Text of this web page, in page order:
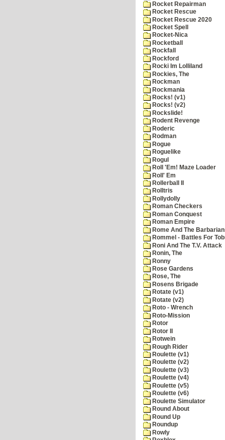
Rocket Repairman
Rocket Rescue
Rocket Rescue 2020
Rocket Spell
Rocket-Nica
Rocketball
Rockfall
Rockford
Rocki Im Lolliland
Rockies, The
Rockman
Rockmania
Rocks! (v1)
Rocks! (v2)
Rockslide!
Rodent Revenge
Roderic
Rodman
Rogue
Roguelike
Rogul
Roll 'Em! Maze Loader
Roll' Em
Rollerball II
Rolltris
Rollydolly
Roman Checkers
Roman Conquest
Roman Empire
Rome And The
Rommel - Battles For
Roni And The T.V. Attack
Ronin, The
Ronny
Rose Gardens
Rose, The
Rosens Brigade
Rotate (v1)
Rotate (v2)
Roto - Wrench
Roto-Mission
Rotor
Rotor II
Rotwein
Rough Rider
Roulette (v1)
Roulette (v2)
Roulette (v3)
Roulette (v4)
Roulette (v5)
Roulette (v6)
Roulette Simulator
Round About
Round Up
Roundup
Rowly